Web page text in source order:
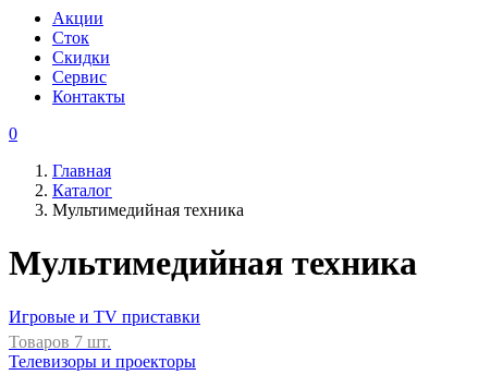
Акции
Сток
Скидки
Сервис
Контакты
0
Главная
Каталог
Мультимедийная техника
Мультимедийная техника
Игровые и TV приставки
Товаров 7 шт.
Телевизоры и проекторы